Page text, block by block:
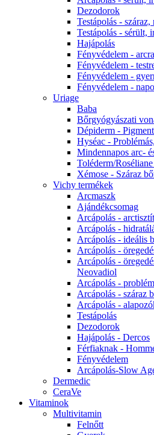
Dezodorok
Testápolás -
Testápolás - sérült,
Hajápolás
Fényvédelem - arcra
Fényvédelem -
Fényvédelem -
Fényvédelem -
Uriage
Baba
Bőrgyógyászati
Dépiderm -
Hyséac -
Mindennapos arc-
Toléderm/
Xémose - Száraz
Vichy termékek
Arcmaszk
Ajándékcsomag
Arcápolás -
Arcápolás -
Arcápolás - ideális
Arcápolás -
Arcápolás -
Neovadiol
Arcápolás -
Arcápolás - száraz
Arcápolás -
Testápolás
Dezodorok
Hajápolás - Dercos
Férfiaknak -
Fényvédelem
Arcápolás-Slow
Dermedic
CeraVe
Vitaminok
Multivitamin
Felnőtt